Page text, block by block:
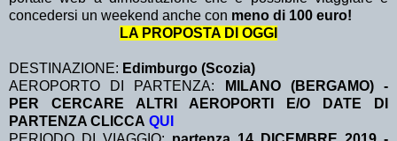
concedersi un weekend anche con meno di 100 euro!
LA PROPOSTA DI OGGI
DESTINAZIONE: Edimburgo (Scozia)
AEROPORTO DI PARTENZA:
MILANO (BERGAMO) -
PER CERCARE ALTRI AEROPORTI E/O DATE DI
PARTENZA CLICCA QUI